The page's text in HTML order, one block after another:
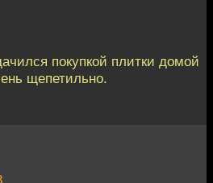
покупкой плитки домой
щепетильно.